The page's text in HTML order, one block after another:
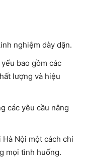
nghiệm dày dặn.
bao gồm các
lượng và hiệu
các yêu cầu nâng
Hà Nội một cách chi
mọi tình huống.